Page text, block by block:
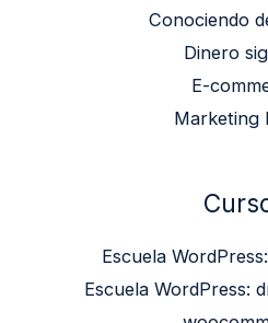
Conociendo
Dinero
E-
Marketing
Escuela
Escuela WordPress: